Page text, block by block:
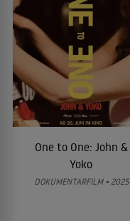
One to One: John &
Yoko
DOKUMENTARFILM • 2025